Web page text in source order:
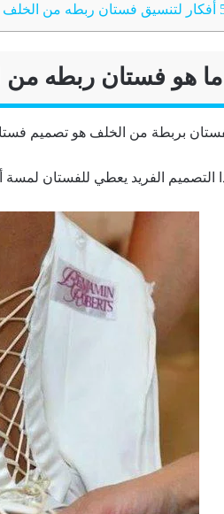
أفكار لتنسيق فستان ربطه من الخلف
ما هو فستان ربطه من
بربطة من الخلف هو تصميم
التصميم الفريد يعطي للفستان